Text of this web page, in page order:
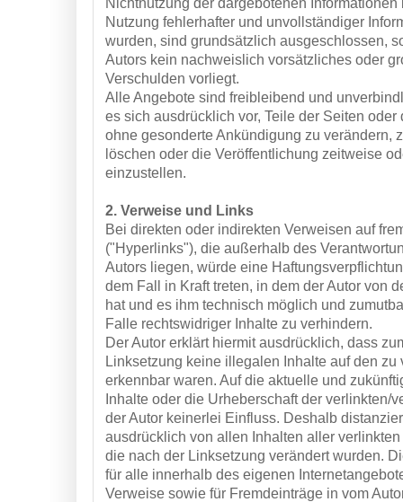
Nichtnutzung der dargebotenen Informationen
Nutzung fehlerhafter und unvollständiger
wurden, sind grundsätzlich ausgeschlossen,
Autors kein nachweislich vorsätzliches oder
Verschulden vorliegt.
Alle Angebote sind freibleibend und
es sich ausdrücklich vor, Teile der Seiten oder
ohne gesonderte Ankündigung zu verändern,
löschen oder die Veröffentlichung zeitweise
einzustellen.
2. Verweise und Links
Bei direkten oder indirekten Verweisen auf
("Hyperlinks"), die außerhalb des
Autors liegen, würde eine
dem Fall in Kraft treten, in dem der Autor von
hat und es ihm technisch möglich und
Falle rechtswidriger Inhalte zu verhindern.
Der Autor erklärt hiermit ausdrücklich, dass
Linksetzung keine illegalen Inhalte auf den
erkennbar waren. Auf die aktuelle und
Inhalte oder die Urheberschaft der verlinkten/
der Autor keinerlei Einfluss. Deshalb
ausdrücklich von allen Inhalten aller
die nach der Linksetzung verändert wurden.
für alle innerhalb des eigenen
Verweise sowie für Fremdeinträge in vom